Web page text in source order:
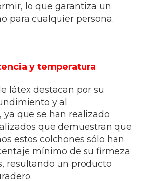
lo que garantiza un
para cualquier persona.
y temperatura
látex destacan por su
y al
que se han realizado
que demuestran que
estos colchones sólo han
mínimo de su firmeza
resultando un producto